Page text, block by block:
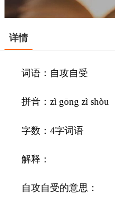
详情
词语：自攻自受
拼音：zì gōng zì shòu
字数：4字词语
解释：
自攻自受的意思：